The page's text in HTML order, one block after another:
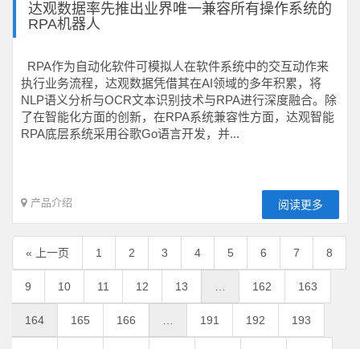
达观数据率先推出业界唯一兼容所有操作系统的
RPA机器人
RPA作为自动化软件可模拟人在软件系统中的交互动作来
执行业务流程，达观数据凭借其在AI领域的多年积累，将
NLP语义分析与OCR文本识别技术与RPA进行深度融合。除
了在智能化方面的创新，在RPA系统兼容性方面，达观智能
RPA底层系统采用谷歌Go语言开发，并...
产品介绍 阅读更多
« 上一页 1 2 3 4 5 6 7 8
9 10 11 12 13 162 163
164 165 166 191 192 193